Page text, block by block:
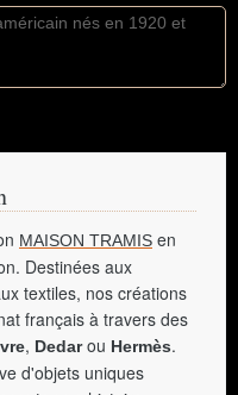
MAISON TRAMIS en
Destinées aux
textiles, nos créations
français à travers des
, Dedarou Hermès.
d'objets uniques